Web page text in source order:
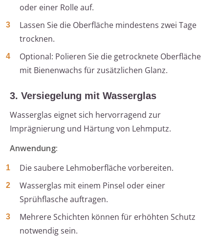
oder einer Rolle auf.
Lassen Sie die Oberfläche mindestens zwei Tage
trocknen.
Optional: Polieren Sie die getrocknete Oberfläche
mit Bienenwachs für zusätzlichen Glanz.
3. Versiegelung mit Wasserglas
Wasserglas eignet sich hervorragend zur
Imprägnierung und Härtung von Lehmputz.
Anwendung:
Die saubere Lehmoberfläche vorbereiten.
Wasserglas mit einem Pinsel oder einer
Sprühflasche auftragen.
Mehrere Schichten können für erhöhten Schutz
notwendig sein.